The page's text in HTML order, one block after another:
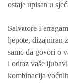
ostaje upisan u
Salvatore
ljepote, dizajniran
samo da govori o
i odraz vaše
kombinacija